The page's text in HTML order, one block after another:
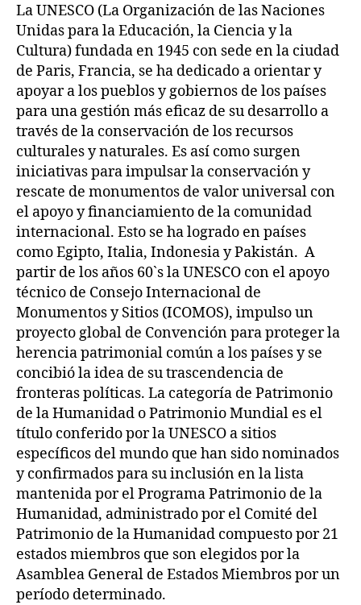
La UNESCO (La Organización de las Naciones
Unidas para la Educación, la Ciencia y la
Cultura) fundada en 1945 con sede en la ciudad
de Paris, Francia, se ha dedicado a orientar y
apoyar a los pueblos y gobiernos de los países
para una gestión más eficaz de su desarrollo a
través de la conservación de los recursos
culturales y naturales. Es así como surgen
iniciativas para impulsar la conservación y
rescate de monumentos de valor universal con
el apoyo y financiamiento de la comunidad
internacional. Esto se ha logrado en países
como Egipto, Italia, Indonesia y Pakistán. A
partir de los años 60`s la UNESCO con el apoyo
técnico de Consejo Internacional de
Monumentos y Sitios (ICOMOS), impulso un
proyecto global de Convención para proteger la
herencia patrimonial común a los países y se
concibió la idea de su trascendencia de
fronteras políticas. La categoría de Patrimonio
de la Humanidad o Patrimonio Mundial es el
título conferido por la UNESCO a sitios
específicos del mundo que han sido nominados
y confirmados para su inclusión en la lista
mantenida por el Programa Patrimonio de la
Humanidad, administrado por el Comité del
Patrimonio de la Humanidad compuesto por 21
estados miembros que son elegidos por la
Asamblea General de Estados Miembros por un
período determinado.